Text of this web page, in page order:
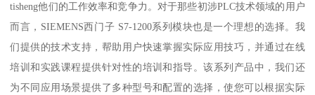
tisheng他们的工作效率和竞争力。对于那些初涉PLC技术领域的用户
而言，SIEMENS西门子 S7-1200系列模块也是一个理想的选择。我
们提供的技术支持，帮助用户快速掌握实际应用技巧，并通过在线
培训和实践课程提供针对性的培训和指导。该系列产品中，我们还
为不同应用场景提供了多种型号和配置的选择，使您可以根据实际